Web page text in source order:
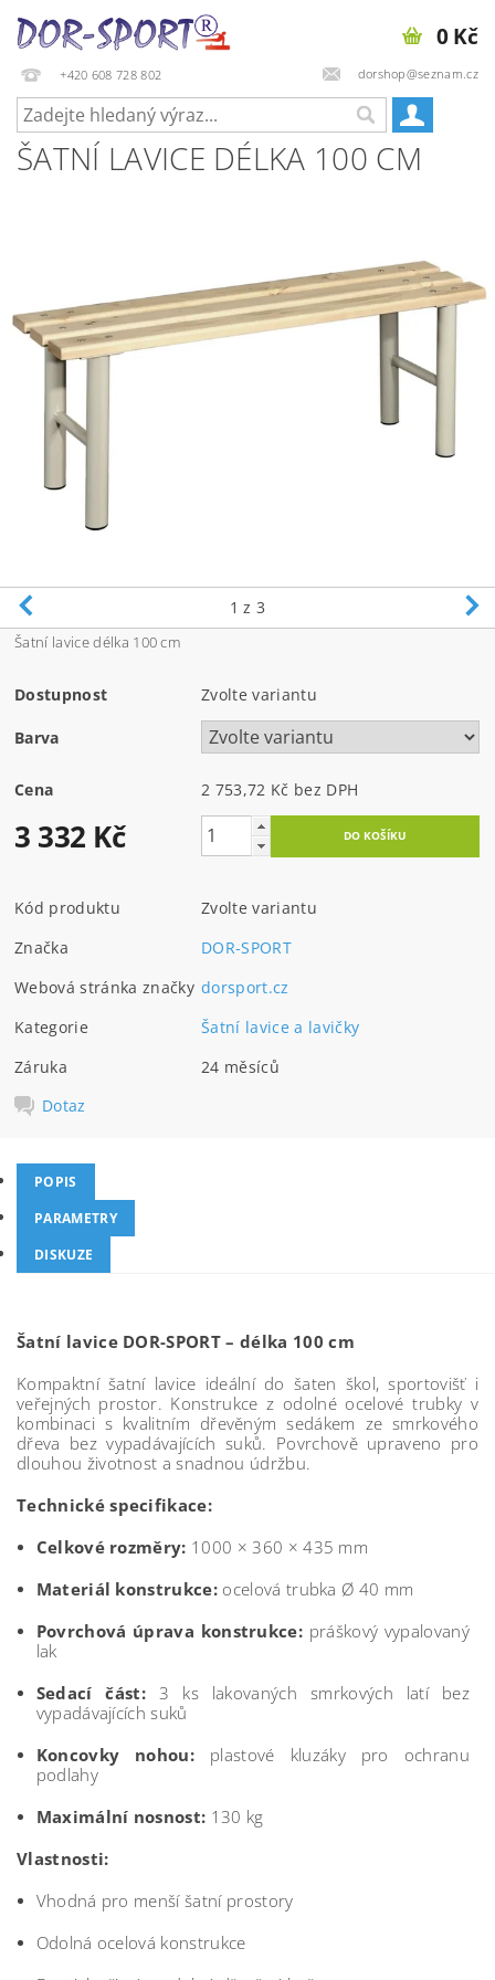
+420 608 728 802 dorshop@seznam.cz
0 Kč
ŠATNÍ LAVICE DÉLKA 100 CM
1 z 3
Šatní lavice délka 100 cm
Dostupnost Zvolte variantu
Barva
Cena 2 753,72 Kč bez DPH
3 332 Kč
Kód produktu
Zvolte variantu
Značka
DOR-SPORT
Webová stránka značky dorsport.cz
Kategorie
Šatní lavice a lavičky
Záruka
24 měsíců
Dotaz
POPIS
PARAMETRY
DISKUZE
Šatní lavice DOR-SPORT – délka 100 cm
Kompaktní šatní lavice ideální do šaten škol, sportovišť i
veřejných prostor. Konstrukce z odolné ocelové trubky v
kombinaci s kvalitním dřevěným sedákem ze smrkového
dřeva bez vypadávajících suků. Povrchově upraveno pro
dlouhou životnost a snadnou údržbu.
Technické specifikace:
Celkové rozměry: 1000 × 360 × 435 mm
Materiál konstrukce: ocelová trubka Ø 40 mm
Povrchová úprava konstrukce: práškový vypalovaný
lak
Sedací část: 3 ks lakovaných smrkových latí bez
vypadávajících suků
Koncovky nohou: plastové kluzáky pro ochranu
podlahy
Maximální nosnost: 130 kg
Vlastnosti:
Vhodná pro menší šatní prostory
Odolná ocelová konstrukce